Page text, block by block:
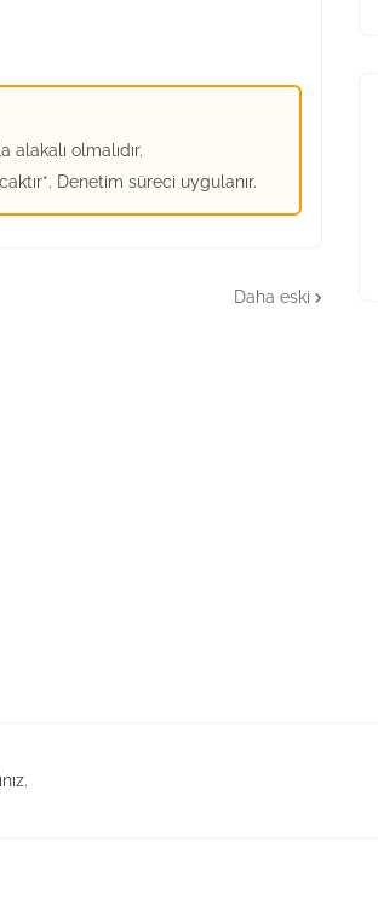
alakalı olmalıdır.
Denetim süreci uygulanır.
Daha eski